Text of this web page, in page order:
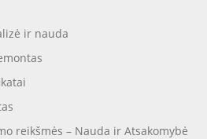
ir nauda
reikšmės – Nauda ir Atsakomybė